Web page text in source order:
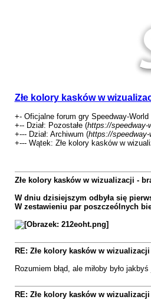
Złe kolory kasków w
+- Oficjalne forum gry Speedway-World
+-- Dział: Pozostałe (https://speedway-
+--- Dział: Archiwum (https://speedway-
+--- Wątek: Złe kolory kasków w
Złe kolory kasków w wizualizacji -
W dniu dzisiejszym odbyła się
W zestawieniu par poszczeólnych
RE: Złe kolory kasków w
Rozumiem błąd, ale miłoby było
RE: Złe kolory kasków w